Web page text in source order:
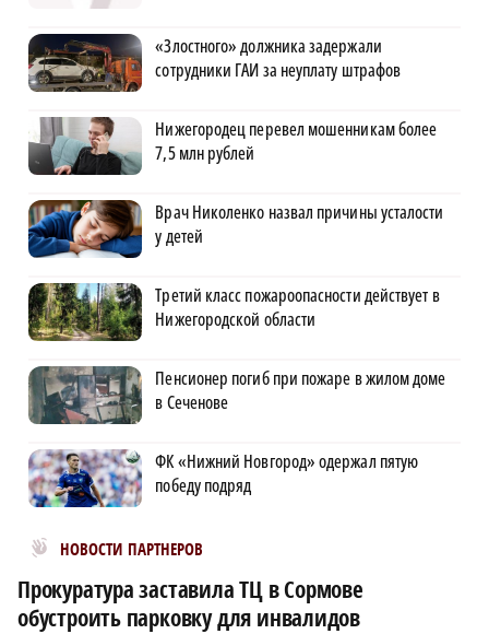
«Злостного» должника задержали
сотрудники ГАИ за неуплату штрафов
Нижегородец перевел мошенникам более
7,5 млн рублей
Врач Николенко назвал причины усталости
у детей
Третий класс пожароопасности действует в
Нижегородской области
Пенсионер погиб при пожаре в жилом доме
в Сеченове
ФК «Нижний Новгород» одержал пятую
победу подряд
НОВОСТИ ПАРТНЕРОВ
Новости МирТесен
Прокуратура заставила ТЦ в Сормове
обустроить парковку для инвалидов